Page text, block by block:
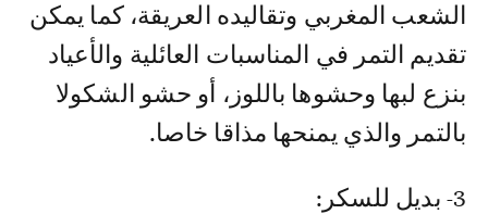
الشعب المغربي وتقاليده العريقة، كما يمكن
تقديم التمر في المناسبات العائلية والأعياد
بنزع لبها وحشوها باللوز، أو حشو الشكولا
بالتمر والذي يمنحها مذاقا خاصا.
3- بديل للسكر: